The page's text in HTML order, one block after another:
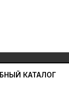
КАТАЛОГ